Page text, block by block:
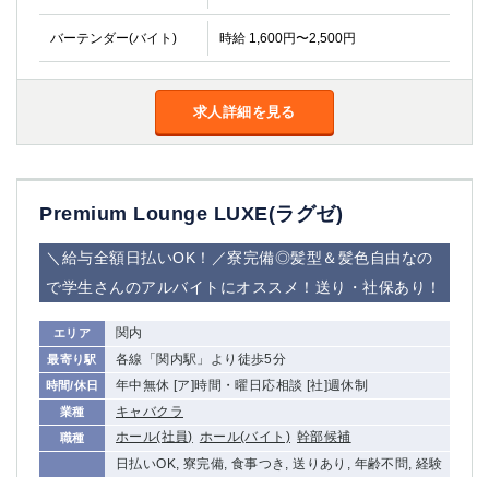
バーテンダー(バイト) 時給 1,600円〜2,500円
求人詳細を見る
Premium Lounge LUXE(ラグゼ)
＼給与全額日払いOK！／寮完備◎髪型＆髪色自由なの
で学生さんのアルバイトにオススメ！送り・社保あり！
エリア 関内
最寄り駅 各線「関内駅」より徒歩5分
時間/休日 年中無休 [ア]時間・曜日応相談 [社]週休制
業種 キャバクラ
職種 ホール(社員) ホール(バイト) 幹部候補
日払いOK, 寮完備, 食事つき, 送りあり, 年齢不問, 経験